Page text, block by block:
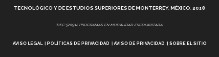
Vida Tec: Feminismo e Inteligencia Artificial, Paola
TECNOLÓGICO Y DE ESTUDIOS SUPERIORES DE MONTERREY, MÉXICO. 2018
*DEC-520912 PROGRAMAS EN MODALIDAD ESCOLARIZADA.
AVISO LEGAL POLÍTICAS DE PRIVACIDAD AVISO DE PRIVACIDAD SOBRE EL SITIO